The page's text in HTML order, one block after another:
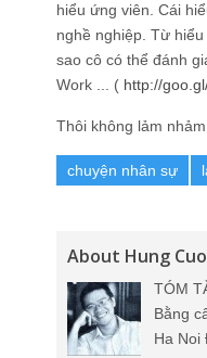
hiểu ứng viên. Cái
nghề nghiệp. Từ
sao cô có thể đánh
Work ... ( http://
Thôi không lảm
chuyện nhân sự
About Hung
TÓM
Bằng
Ha Noi